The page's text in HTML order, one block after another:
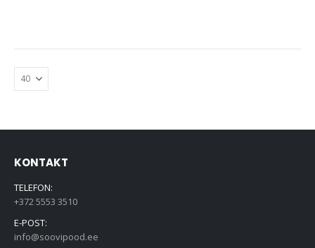
KONTAKT
TELEFON:
+372 5553 3510
E-POST:
info@soovipood.ee